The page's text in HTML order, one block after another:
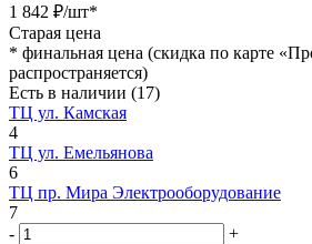
1 842 ₽/шт*
Старая цена
* финальная цена (скидка по карте
распространяется)
Есть в наличии (17)
ТЦ ул. Камская
4
ТЦ ул. Емельянова
6
ТЦ пр. Мира Электрооборудование
7
-
+